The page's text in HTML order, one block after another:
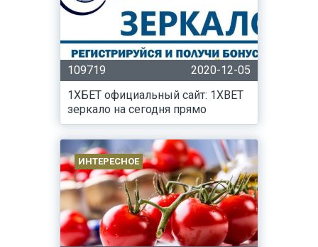
109719
2020-12-05
1ХБЕТ официальный сайт: 1XBET
зеркало на сегодня прямо
ИНТЕРЕСНОЕ